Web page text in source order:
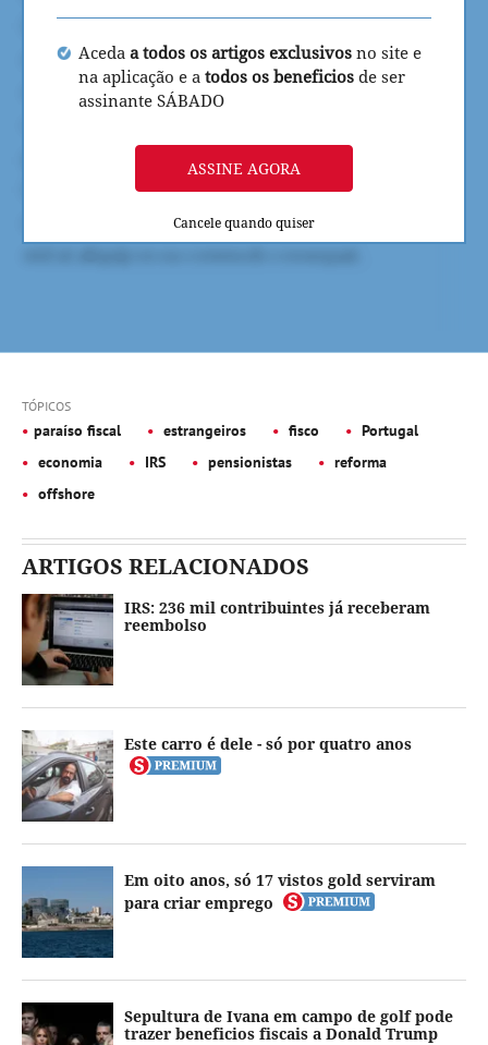
Aceda a todos os artigos exclusivos no site e
na aplicação e a todos os beneficios de ser
assinante SÁBADO
ASSINE AGORA
Cancele quando quiser
TÓPICOS
paraíso fiscal estrangeiros fisco
Portugal
economia
IRS pensionistas
reforma
offshore
ARTIGOS RELACIONADOS
IRS: 236 mil contribuintes já receberam
reembolso
Este carro é dele - só por quatro anos
Em oito anos, só 17 vistos gold serviram
para criar emprego
Sepultura de Ivana em campo de golf pode
trazer beneficios fiscais a Donald Trump